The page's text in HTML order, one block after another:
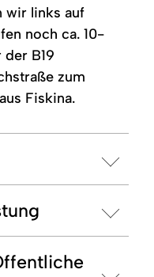
wir links auf
noch ca. 10-
B19
zum
Fiskina.